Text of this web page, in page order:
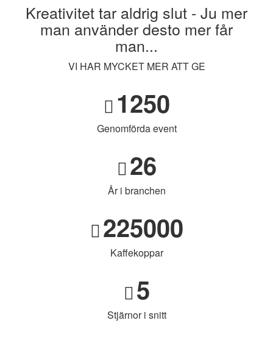
Kreativitet tar aldrig slut - Ju mer
man använder desto mer får
man...
VI HAR MYCKET MER ATT GE
1250
Genomförda event
26
År i branchen
225000
Kaffekoppar
5
Stjärnor i snitt